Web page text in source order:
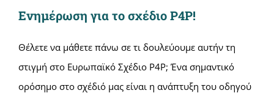
Ενημέρωση για το σχέδιο P4P!
Θέλετε να μάθετε πάνω σε τι δουλεύουμε αυτήν τη
στιγμή στο Ευρωπαϊκό Σχέδιο P4P; Ένα σημαντικό
ορόσημο στο σχέδιό μας είναι η ανάπτυξη του οδηγού